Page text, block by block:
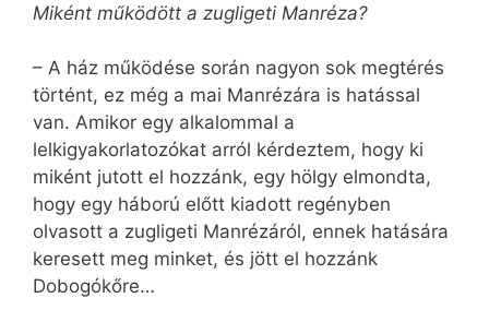
Miként működött a zugligeti Man­réza?
– A ház működése során nagyon sok megtérés
történt, ez még a mai Manrézára is hatással
van. Amikor egy alkalommal a
lelkigyakorlatozókat arról kérdeztem, hogy ki
miként jutott el hozzánk, egy hölgy elmondta,
hogy egy háború előtt kiadott regényben
olvasott a zugligeti Man­rézáról, ennek hatására
keresett meg minket, és jött el hozzánk
Dobogókőre…